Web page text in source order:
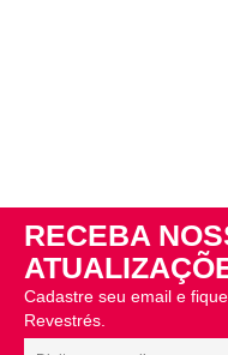
RECEBA
Cadastre seu email e
Revestrés.